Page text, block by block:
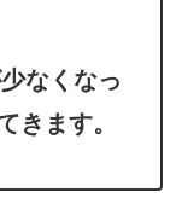
なくなっ
きます。